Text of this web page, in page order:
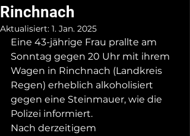
Rinchnach
Aktualisiert: 1. Jan. 2025
Eine 43-jährige Frau prallte am
Sonntag gegen 20 Uhr mit ihrem
Wagen in Rinchnach (Landkreis
Regen) erheblich alkoholisiert
gegen eine Steinmauer, wie die
Polizei informiert.
Nach derzeitigem